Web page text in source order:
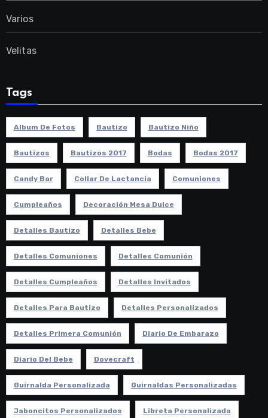
Varios
Velitas
Tags
Album De Fotos Bautizo Bautizo Niño
Bautizos Bautizos 2017 Bodas Bodas 2017
Candy Bar Collar De Lactancia Comuniones
Cumpleaños Decoración Mesa Dulce
Detalles Bautizo Detalles Bebe
Detalles Comuniones Detalles Comunión
Detalles Cumpleaños Detalles Invitados
Detalles Para Bautizo Detalles Personalizados
Detalles Primera Comunión Diario De Embarazo
Diario Del Bebe Dovecraft
Guirnalda Personalizada Guirnaldas Personalizadas
Jaboncitos Personalizados Libreta Personalizada